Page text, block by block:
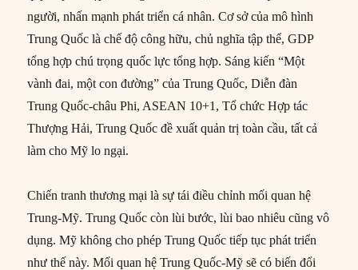
người, nhấn mạnh phát triển cá nhân. Cơ sở của mô hình
Trung Quốc là chế độ công hữu, chủ nghĩa tập thể, GDP
tổng hợp chú trọng quốc lực tổng hợp. Sáng kiến “Một
vành đai, một con đường” của Trung Quốc, Diễn đàn
Trung Quốc-châu Phi, ASEAN 10+1, Tổ chức Hợp tác
Thượng Hải, Trung Quốc đề xuất quản trị toàn cầu, tất cả
làm cho Mỹ lo ngại.
Chiến tranh thương mại là sự tái điều chỉnh mối quan hệ
Trung-Mỹ. Trung Quốc còn lùi bước, lùi bao nhiêu cũng vô
dụng. Mỹ không cho phép Trung Quốc tiếp tục phát triển
như thế này. Mối quan hệ Trung Quốc-Mỹ sẽ có biến đổi